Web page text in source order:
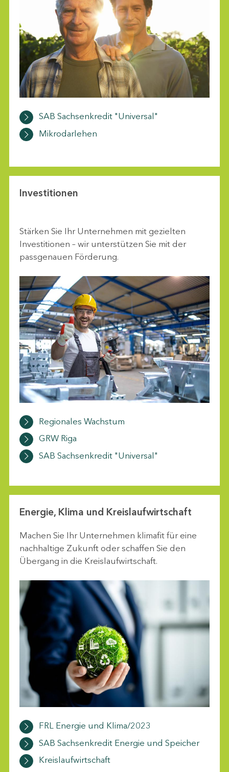
SAB Sachsenkredit "Universal"
Mikrodarlehen
Investitionen
Stärken Sie Ihr Unternehmen mit gezielten
Investitionen – wir unterstützen Sie mit der
passgenauen Förderung.
Regionales Wachstum
GRW Riga
SAB Sachsenkredit "Universal"
Energie, Klima und Kreislaufwirtschaft
Machen Sie Ihr Unternehmen klimafit für eine
nachhaltige Zukunft oder schaffen Sie den
Übergang in die Kreislaufwirtschaft.
FRL Energie und Klima/2023
SAB Sachsenkredit Energie und Speicher
Kreislaufwirtschaft